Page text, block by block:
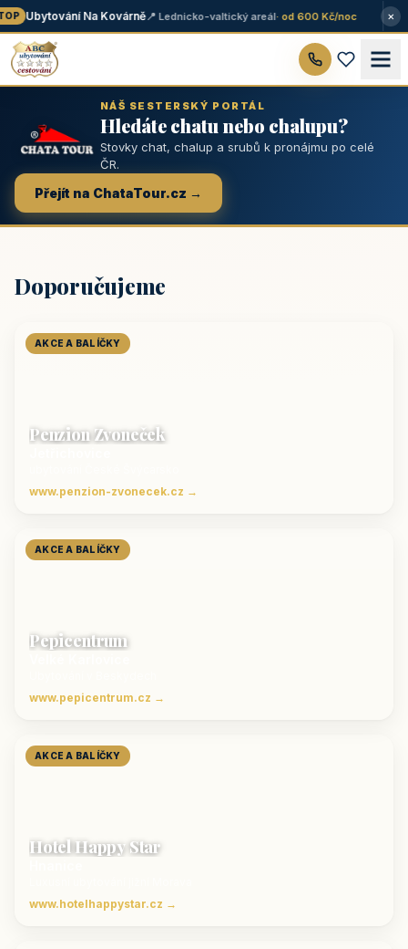
Ubytování Na Kovárně📍 Lednicko-valtický areál· od 600 Kč/noc ×
NÁŠ SESTERSKÝ PORTÁL
Hledáte chatu nebo chalupu?
Stovky chat, chalup a srubů k pronájmu po celé
ČR.
Přejít na ChataTour.cz →
Doporučujeme
AKCE A BALÍČKY
Penzion Zvoneček
www.penzion-zvonecek.cz →
AKCE A BALÍČKY
Pepicentrum
www.pepicentrum.cz →
AKCE A BALÍČKY
Hotel Happy Star
www.hotelhappystar.cz →